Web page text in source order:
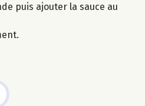
puis ajouter la sauce au